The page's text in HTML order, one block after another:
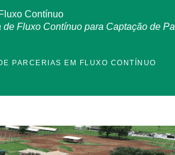
Contínuo
Fluxo Contínuo para Captação de
PARCERIAS EM FLUXO CONTÍNUO